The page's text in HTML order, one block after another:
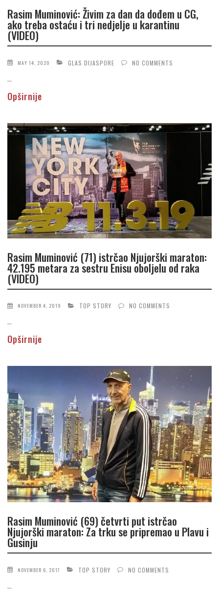
Rasim Muminović: Živim za dan da dođem u CG,
ako treba ostaću i tri nedjelje u karantinu
(VIDEO)
MAY 14, 2020 GLAS DIJASPORE NO COMMENTS
...
Opširnije
Rasim Muminović (71) istrčao Njujorški maraton:
42.195 metara za sestru Enisu oboljelu od raka
(VIDEO)
NOVEMBER 4, 2019 TOP STORY NO COMMENTS
...
Opširnije
Rasim Muminović (69) četvrti put istrčao
Njujorški maraton: Za trku se pripremao u Plavu i
Gusinju
NOVEMBER 6, 2017 TOP STORY NO COMMENTS
...